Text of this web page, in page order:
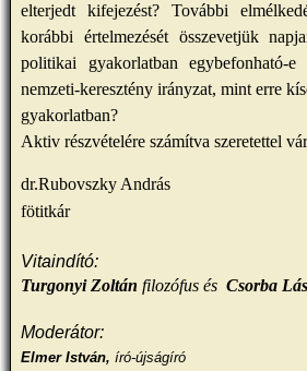
elterjedt kifejezést? További
korábbi értelmezését összevetjük
politikai gyakorlatban
nemzeti-keresztény irányzat, mint erre
gyakorlatban?
Aktiv részvételére számítva szeretettel
dr.Rubovszky András
fötitkár
Vitaindító:
Turgonyi Zoltán filozófus és Csorba
Moderátor:
Elmer István, író-újságíró